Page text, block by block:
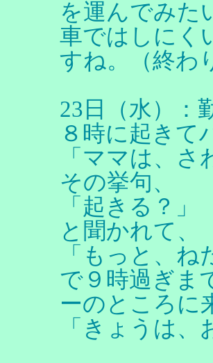
を運んでみた
車ではしにく
すね。（終わ
23日（水）：
８時に起きて
「ママは、
その挙句、
「起きる？」
と聞かれて、
「もっと、ね
で９時過ぎま
ーのところに
「きょうは